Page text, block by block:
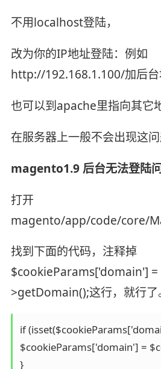
不用localhost登陆，
改为你的IP地址登陆：例如
http://192.168.1.100/加后台
也可以到apache里指向其它
在服务器上一般不会出现这问
magento1.9 后台无法登陆
打开
magento/app/code/core/
找到下面的代码，注释掉
$cookieParams['domain']
>getDomain();这行，就行了
if
$cookieParams['domain'] =
}